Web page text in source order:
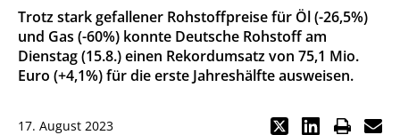
Trotz stark gefallener Rohstoffpreise für Öl (-26,5%)
und Gas (-60%) konnte Deutsche Rohstoff am
Dienstag (15.8.) einen Rekordumsatz von 75,1 Mio.
Euro (+4,1%) für die erste Jahreshälfte ausweisen.
17. August 2023